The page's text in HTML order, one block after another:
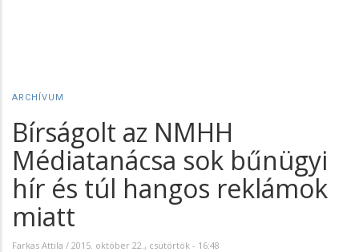
ARCHÍVUM
Bírságolt az NMHH
Médiatanácsa sok bűnügyi
hír és túl hangos reklámok
miatt
Farkas Attila / 2015. október 22., csütörtök - 16:48